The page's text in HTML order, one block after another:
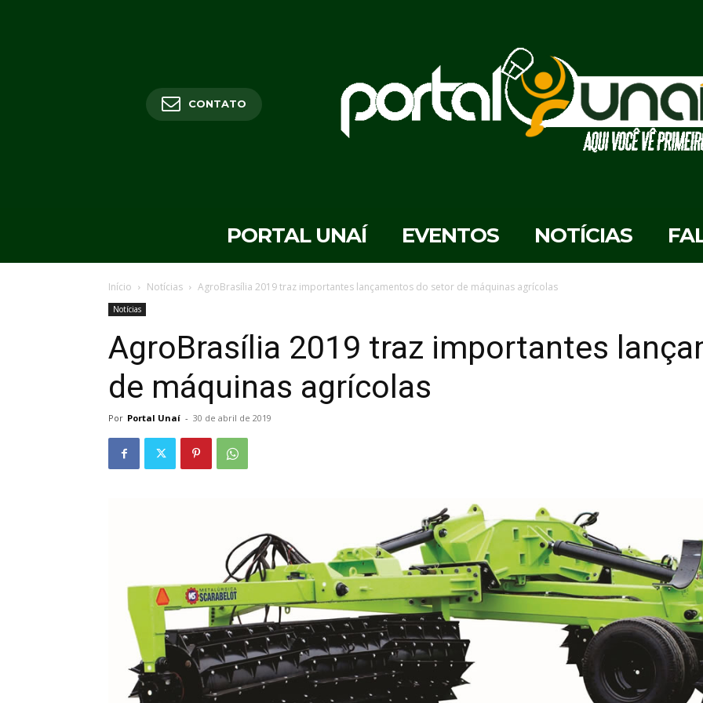
CONTATO
PORTAL UNAÍ EVENTOS NOTÍCIAS
Início Notícias AgroBrasília 2019 traz importantes lançamentos do setor de máquinas agrícolas
Notícias
AgroBrasília 2019 traz importantes
de máquinas agrícolas
Por Portal Unaí - 30 de abril de 2019